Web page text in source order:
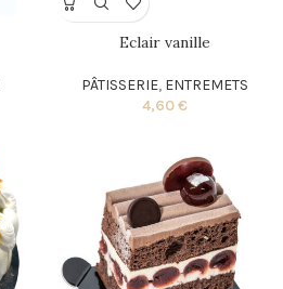
Eclair vanille
PÂTISSERIE, ENTREMETS
4,60€